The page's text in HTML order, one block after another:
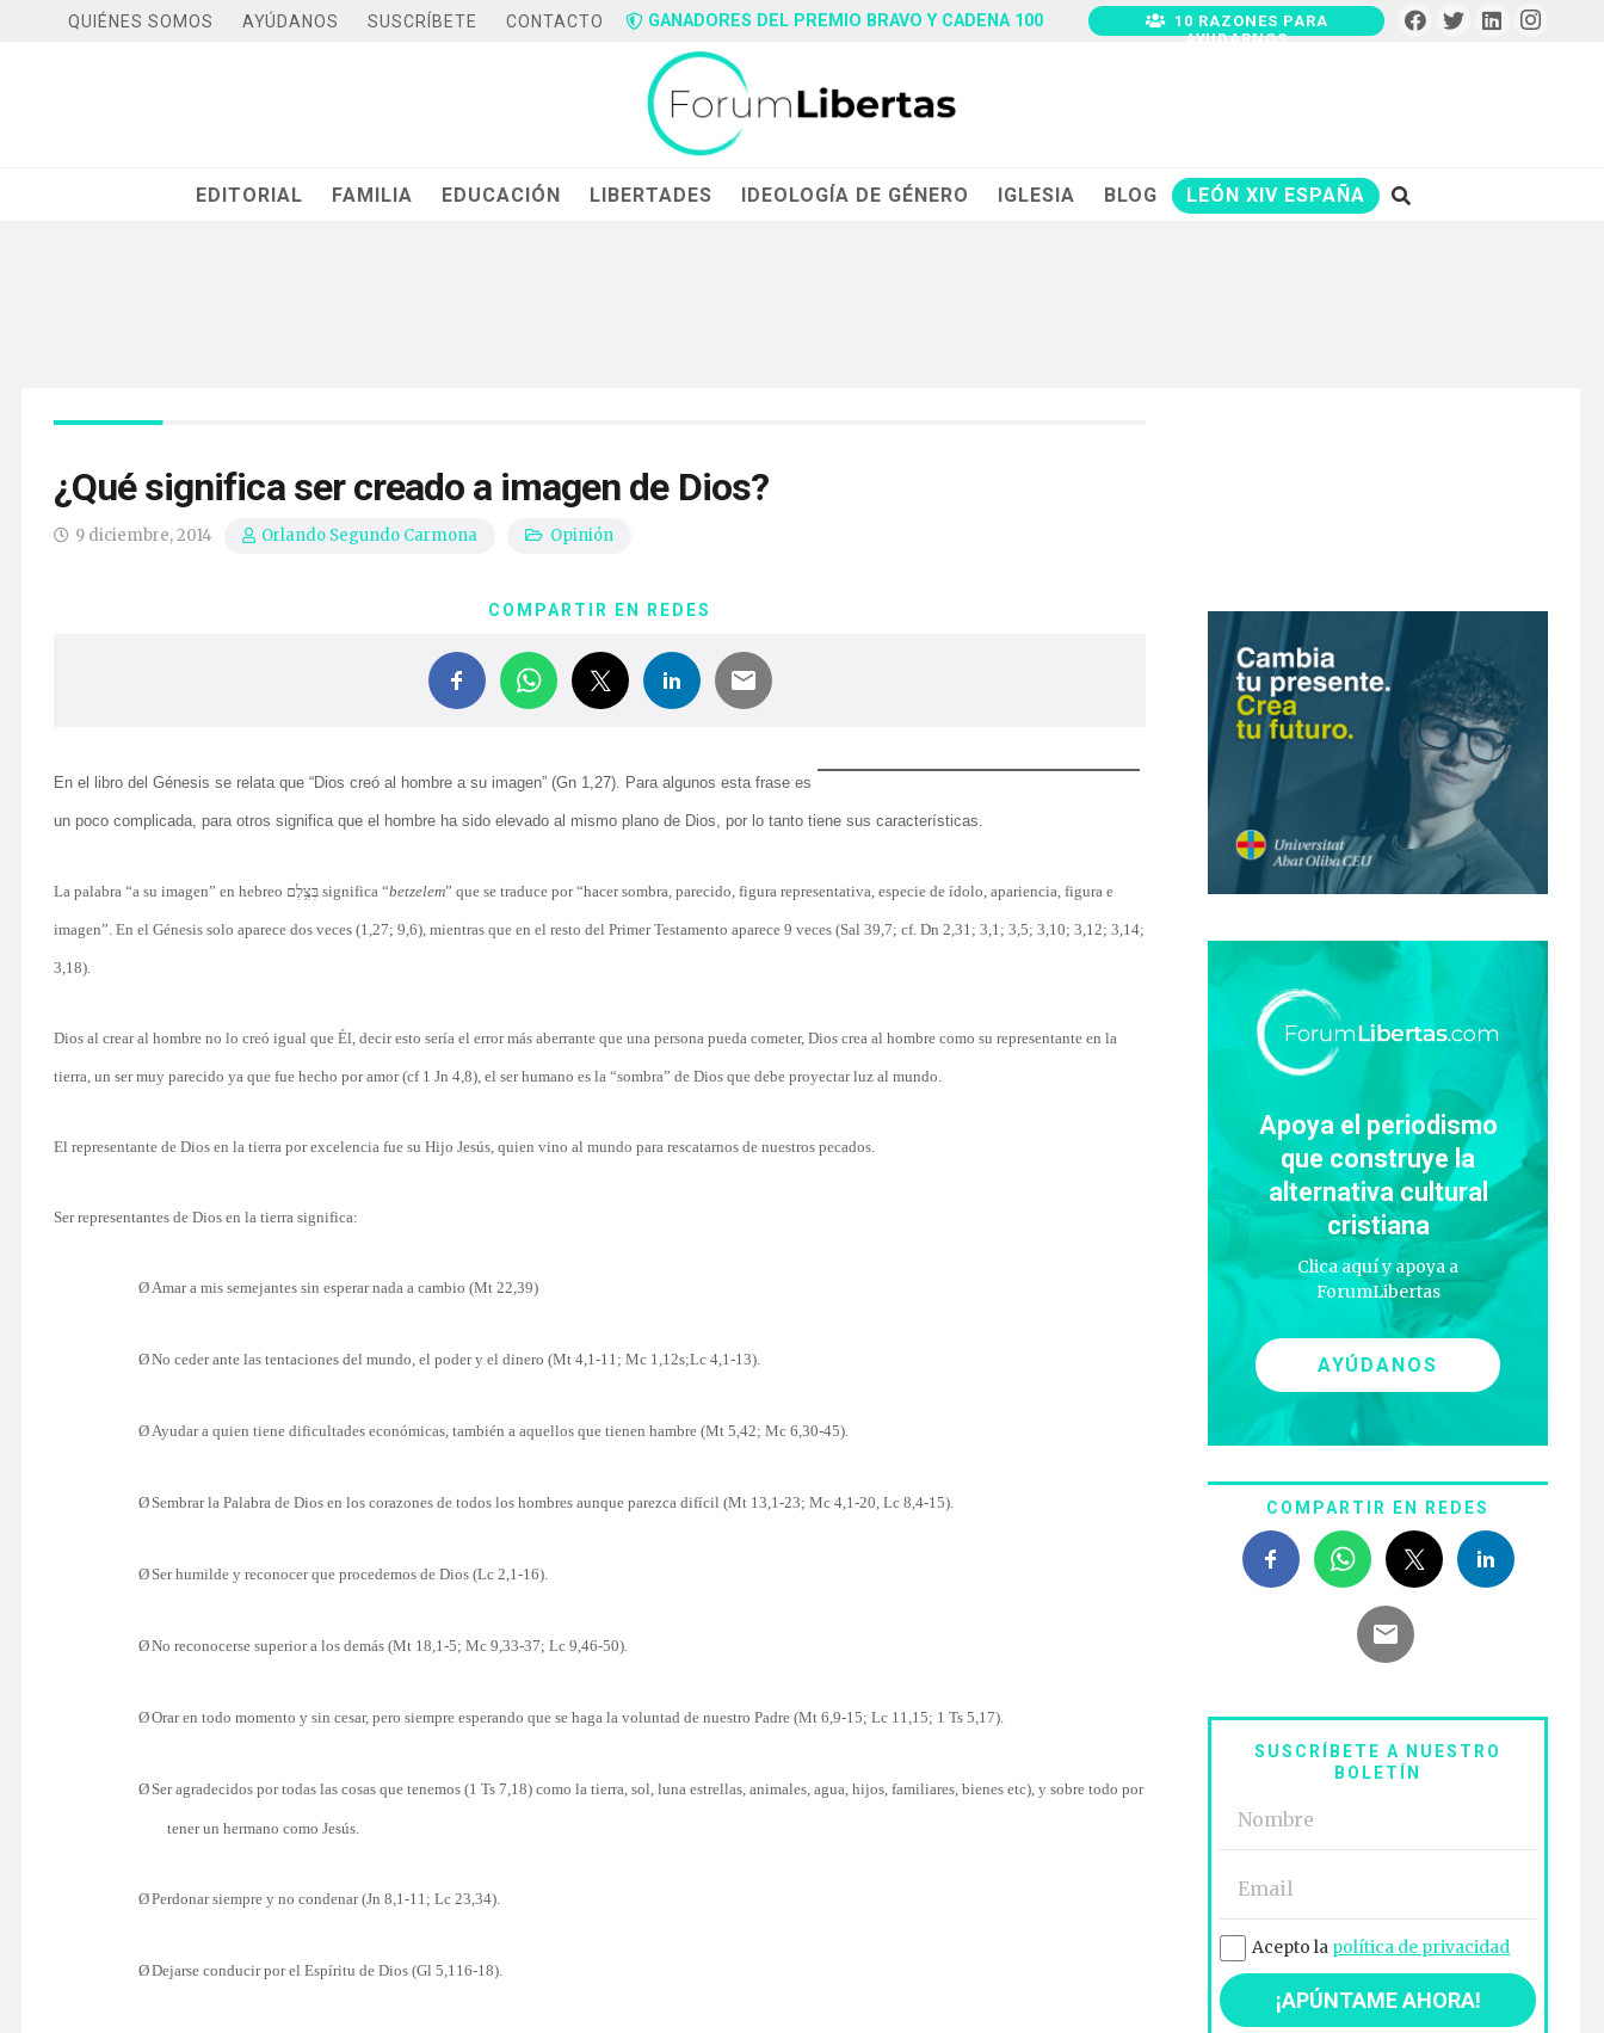
QUIÉNES SOMOS AYÚDANOS SUSCRÍBETE CONTACTO GANADORES DEL PREMIO BRAVO Y CADENA 100
10 RAZONES PARA
AYUDARNOS
EDITORIAL FAMILIA EDUCACIÓN LIBERTADES IDEOLOGÍA DE GÉNERO IGLESIA BLOG LEÓN XIV ESPAÑA
¿Qué significa ser creado a imagen de Dios?
9 diciembre, 2014 Orlando Segundo Carmona Opinión
COMPARTIR EN REDES
En el libro del Génesis se relata que “Dios creó al hombre a su imagen” (Gn 1,27). Para algunos esta frase es
un poco complicada, para otros significa que el hombre ha sido elevado al mismo plano de Dios, por lo tanto tiene sus características.
La palabra “a su imagen” en hebreo בְּצֶ֥לֶם significa “betzelem” que se traduce por “hacer sombra, parecido, figura representativa, especie de ídolo, apariencia, figura e
imagen”. En el Génesis solo aparece dos veces (1,27; 9,6), mientras que en el resto del Primer Testamento aparece 9 veces (Sal 39,7; cf. Dn 2,31; 3,1; 3,5; 3,10; 3,12; 3,14;
3,18).
Dios al crear al hombre no lo creó igual que Él, decir esto sería el error más aberrante que una persona pueda cometer, Dios crea al hombre como su representante en la
tierra, un ser muy parecido ya que fue hecho por amor (cf 1 Jn 4,8), el ser humano es la “sombra” de Dios que debe proyectar luz al mundo.
El representante de Dios en la tierra por excelencia fue su Hijo Jesús, quien vino al mundo para rescatarnos de nuestros pecados.
Ser representantes de Dios en la tierra significa:
ØAmar a mis semejantes sin esperar nada a cambio (Mt 22,39)
ØNo ceder ante las tentaciones del mundo, el poder y el dinero (Mt 4,1-11; Mc 1,12s;Lc 4,1-13).
ØAyudar a quien tiene dificultades económicas, también a aquellos que tienen hambre (Mt 5,42; Mc 6,30-45).
Ø Sembrar la Palabra de Dios en los corazones de todos los hombres aunque parezca difícil (Mt 13,1-23; Mc 4,1-20, Lc 8,4-15).
Ø Ser humilde y reconocer que procedemos de Dios (Lc 2,1-16).
ØNo reconocerse superior a los demás (Mt 18,1-5; Mc 9,33-37; Lc 9,46-50).
ØOrar en todo momento y sin cesar, pero siempre esperando que se haga la voluntad de nuestro Padre (Mt 6,9-15; Lc 11,15; 1 Ts 5,17).
Ø Ser agradecidos por todas las cosas que tenemos (1 Ts 7,18) como la tierra, sol, luna estrellas, animales, agua, hijos, familiares, bienes etc), y sobre todo por
tener un hermano como Jesús.
ØPerdonar siempre y no condenar (Jn 8,1-11; Lc 23,34).
ØDejarse conducir por el Espíritu de Dios (Gl 5,116-18).
Apoya el periodismo
que construye la
alternativa cultural
cristiana
Clica aquí y apoya a
ForumLibertas
AYÚDANOS
COMPARTIR EN REDES
SUSCRÍBETE A NUESTRO
BOLETÍN
Acepto la política de privacidad